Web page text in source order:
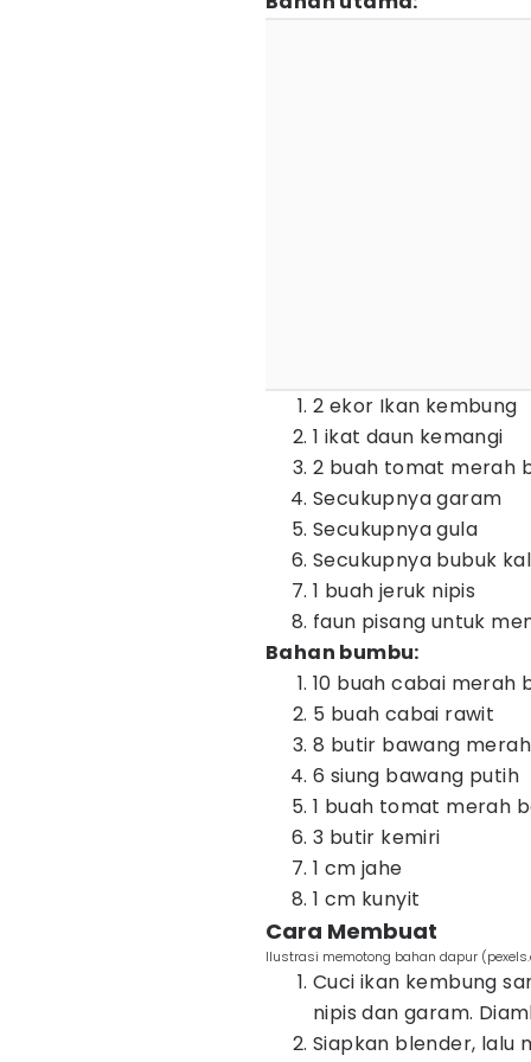
2 ekor Ikan kembung
1 ikat daun kemangi
2 buah tomat merah
Secukupnya garam
Secukupnya gula
Secukupnya bubuk
1 buah jeruk nipis
faun pisang untuk
Bahan bumbu:
10 buah cabai merah
5 buah cabai rawit
8 butir bawang merah
6 siung bawang putih
1 buah tomat merah
3 butir kemiri
1 cm jahe
1 cm kunyit
Cara Membuat
Ilustrasi memotong bahan dapur
Cuci ikan kembung
nipis dan garam.
Siapkan blender, lalu